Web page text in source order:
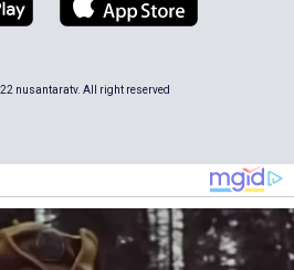
nusantaratv. All right reserved